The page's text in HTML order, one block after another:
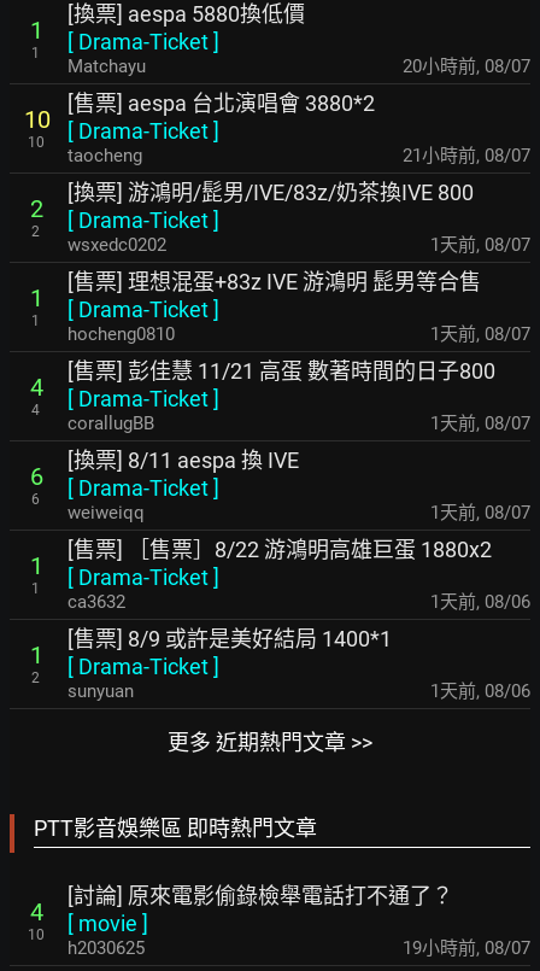
1
1
[換票] aespa 5880換低價
[ Drama-Ticket]
Matchayu 20小時前, 08/07
10
10
[售票] aespa 台北演唱會 3880*2
[ Drama-Ticket]
taocheng 21小時前, 08/07
2
2
[換票] 游鴻明/髭男/IVE/83z/奶茶換IVE 800
[ Drama-Ticket]
wsxedc0202 1天前, 08/07
1
1
[售票] 理想混蛋+83z IVE 游鴻明 髭男等合售
[ Drama-Ticket]
hocheng0810 1天前, 08/07
4
4
[售票] 彭佳慧 11/21 高蛋 數著時間的日子800
[ Drama-Ticket]
corallugBB 1天前, 08/07
6
6
[換票] 8/11 aespa 換 IVE
[ Drama-Ticket]
weiweiqq 1天前, 08/07
1
1
[售票] ［售票］8/22 游鴻明高雄巨蛋 1880x2
[ Drama-Ticket]
ca3632 1天前, 08/06
1
2
[售票] 8/9 或許是美好結局 1400*1
[ Drama-Ticket]
sunyuan 1天前, 08/06
更多 近期熱門文章 >>
PTT影音娛樂區 即時熱門文章
4
10
[討論] 原來電影偷錄檢舉電話打不通了？
[ movie ]
h2030625 19小時前, 08/07